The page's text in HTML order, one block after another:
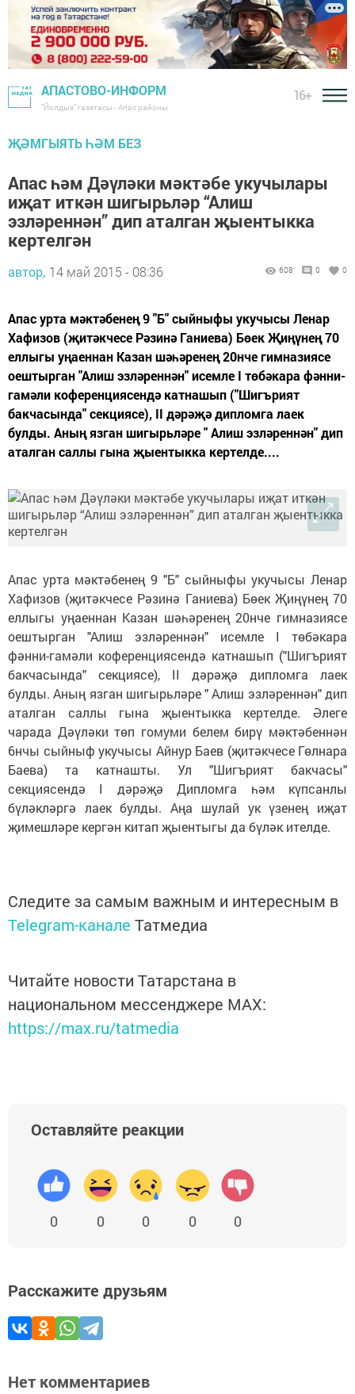
АПАСТОВО-ИНФОРМ
"Йолдыз" газетасы - Апас районы
16+
ҖӘМГЫЯТЬ ҺӘМ БЕЗ
Апас һәм Дәүләки мәктәбе укучылары
иҗат иткән шигырьләр “Алиш
эзләреннән” дип аталган җыентыкка
кертелгән
автор, 14 май 2015 - 08:36 608 0 0
Апас урта мәктәбенең 9 "Б" сыйныфы укучысы Ленар
Хафизов (җитәкчесе Рәзинә Ганиева) Бөек Җиңүнең 70
еллыгы уңаеннан Казан шәһәренең 20нче гимназиясе
оештырган "Алиш эзләреннән" исемле I төбәкара фәнни-
гамәли коференциясендә катнашып ("Шигърият
бакчасында" секциясе), II дәрәҗә дипломга лаек
булды. Аның язган шигырьләре " Алиш эзләреннән" дип
аталган саллы гына җыентыкка кертелде....
Апас урта мәктәбенең 9 "Б" сыйныфы укучысы Ленар
Хафизов (җитәкчесе Рәзинә Ганиева) Бөек Җиңүнең 70
еллыгы уңаеннан Казан шәһәренең 20нче гимназиясе
оештырган "Алиш эзләреннән" исемле I төбәкара
фәнни-гамәли коференциясендә катнашып ("Шигърият
бакчасында" секциясе), II дәрәҗә дипломга лаек
булды. Аның язган шигырьләре " Алиш эзләреннән" дип
аталган саллы гына җыентыкка кертелде. Әлеге
чарада Дәүләки төп гомуми белем бирү мәктәбеннән
6нчы сыйныф укучысы Айнур Баев (җитәкчесе Гөлнара
Баева) та катнашты. Ул "Шигърият бакчасы"
секциясендә I дәрәҗә Дипломга һәм күпсанлы
бүләкләргә лаек булды. Аңа шулай ук үзенең иҗат
җимешләре кергән китап җыентыгы да бүләк ителде.
Следите за самым важным и интересным в
Telegram-канале Татмедиа
Читайте новости Татарстана в
национальном мессенджере MАХ:
https://max.ru/tatmedia
Оставляйте реакции
0 0 0 0 0
Расскажите друзьям
Нет комментариев